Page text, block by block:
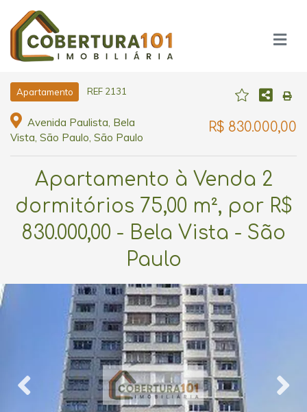
Apartamento REF 2131
Avenida Paulista, Bela
Vista, São Paulo, São Paulo
R$ 830.000,00
Apartamento à Venda 2
dormitórios 75,00 m², por R$
830.000,00 - Bela Vista - São
Paulo